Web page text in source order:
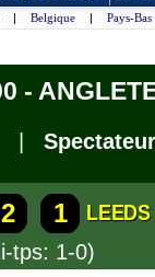
| Belgique | Pays-Bas
-
|
2 1
tps: 1-0)